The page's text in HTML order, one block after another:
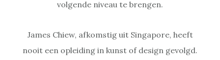
volgende niveau te brengen.
James Chiew, afkomstig uit Singapore, heeft
nooit een opleiding in kunst of design gevolgd.